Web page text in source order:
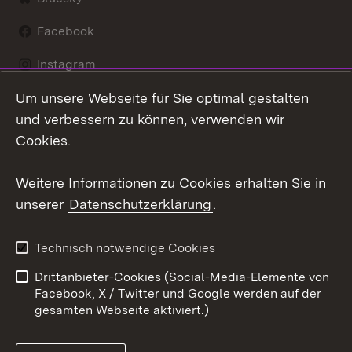
Facebook
Instagram
LinkedIn
Datenschutz
Barrierefreiheit
Impressum
Cookies
Um unsere Webseite für Sie optimal gestalten
und verbessern zu können, verwenden wir
Cookies.
Weitere Informationen zu Cookies erhalten Sie in
unserer Datenschutzerklärung.
Technisch notwendige Cookies
Drittanbieter-Cookies (Social-Media-Elemente von
Facebook, X / Twitter und Google werden auf der
gesamten Webseite aktiviert.)